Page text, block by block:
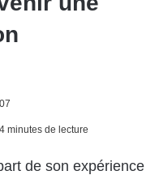
4 minutes de lecture
de son expérience